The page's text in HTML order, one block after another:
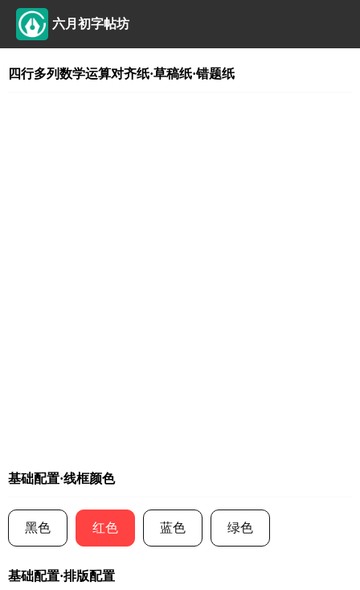
六月初字帖坊
四行多列数学运算对齐纸·草稿纸·错题纸
基础配置·线框颜色
黑色 红色 蓝色 绿色
基础配置·排版配置